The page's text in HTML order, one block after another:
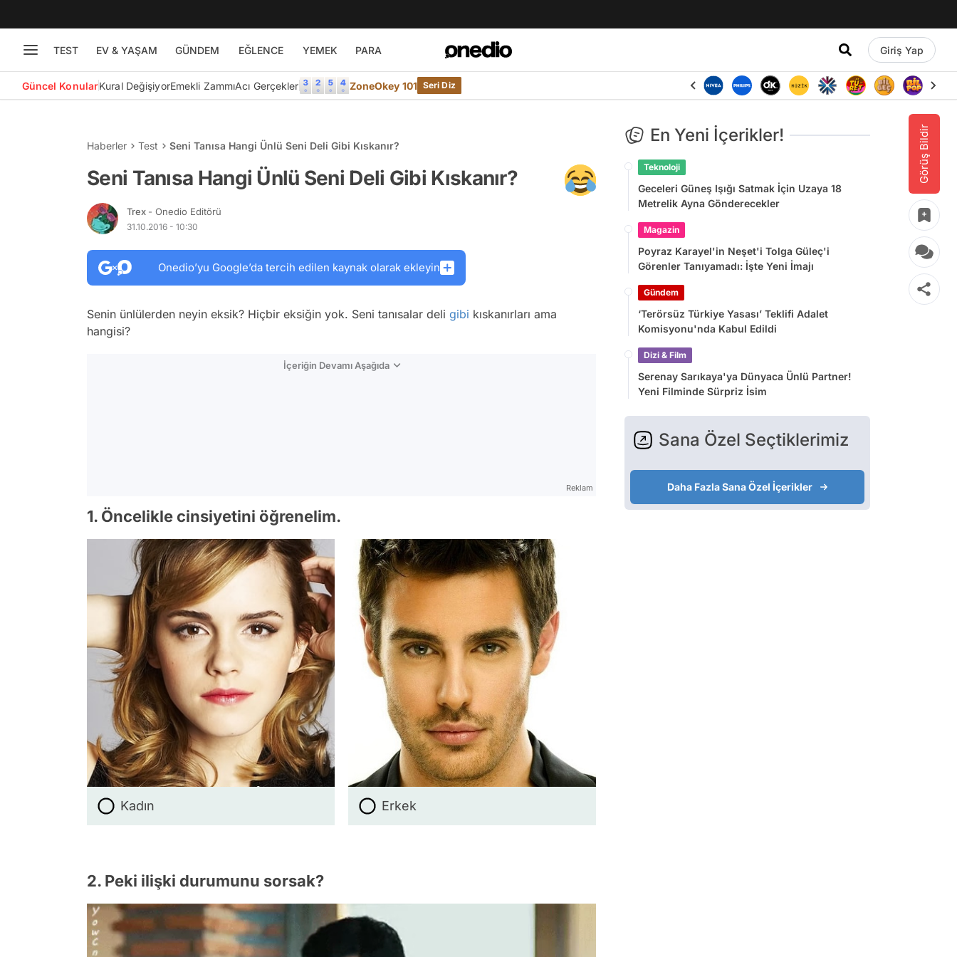
TEST EV & YAŞAM GÜNDEM EĞLENCE YEMEK PARA Giriş Yap
Güncel KonularKural DeğişiyorEmekli ZammıAcı Gerçekler ZoneOkey 101 Seri Diz
Görüş Bildir
Haberler Test Seni Tanısa Hangi Ünlü Seni Deli Gibi Kıskanır?
Seni Tanısa Hangi Ünlü Seni Deli Gibi Kıskanır?
Trex - Onedio Editörü
31.10.2016 - 10:30
Onedio’yu Google’da tercih edilen kaynak olarak ekleyin
Senin ünlülerden neyin eksik? Hiçbir eksiğin yok. Seni tanısalar deli gibi kıskanırları ama
hangisi?
İçeriğin Devamı Aşağıda
Reklam
1. Öncelikle cinsiyetini öğrenelim.
Kadın Erkek
2. Peki ilişki durumunu sorsak?
En Yeni İçerikler!
Teknoloji
Geceleri Güneş Işığı Satmak İçin Uzaya 18
Metrelik Ayna Gönderecekler
Magazin
Poyraz Karayel'in Neşet'i Tolga Güleç'i
Görenler Tanıyamadı: İşte Yeni İmajı
Gündem
‘Terörsüz Türkiye Yasası’ Teklifi Adalet
Komisyonu'nda Kabul Edildi
Dizi & Film
Serenay Sarıkaya'ya Dünyaca Ünlü Partner!
Yeni Filminde Sürpriz İsim
Sana Özel Seçtiklerimiz
Daha Fazla Sana Özel İçerikler